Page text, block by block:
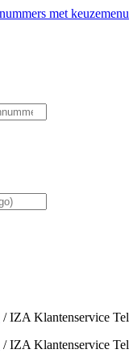
/IZA Klantenservice
/IZA Klantenservice